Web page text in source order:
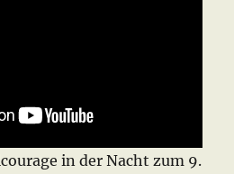
in der Nacht zum 9.